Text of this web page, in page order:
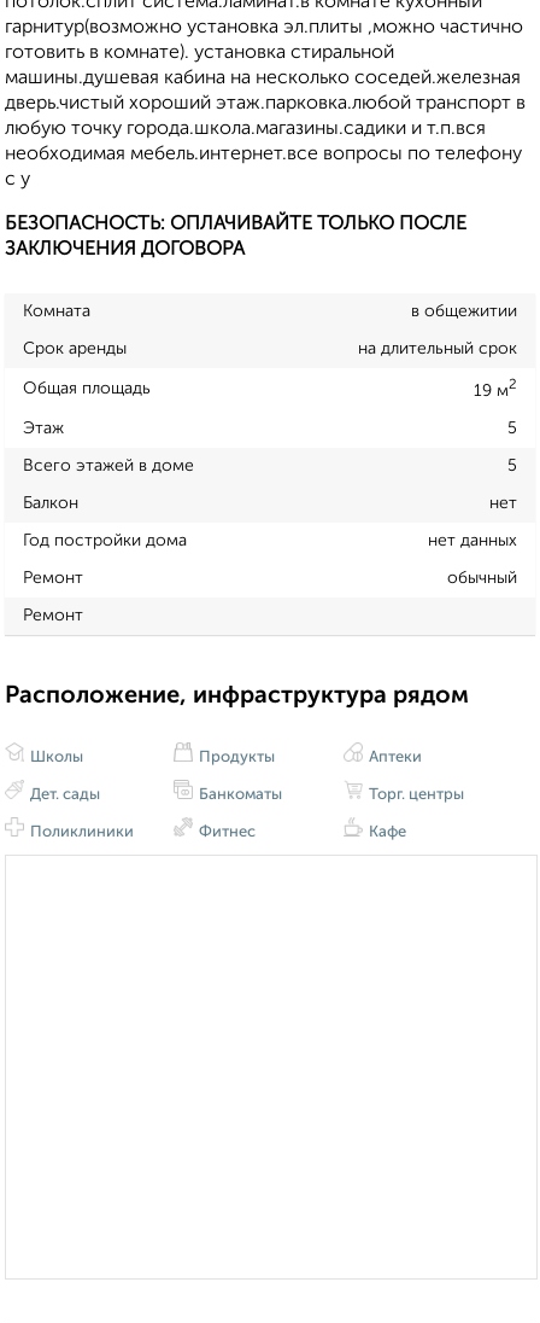
гарнитур(возможно установка эл.плиты ,можно частично
готовить в комнате). установка стиральной
машины.душевая кабина на несколько соседей.железная
дверь.чистый хороший этаж.парковка.любой транспорт в
любую точку города.школа.магазины.садики и т.п.вся
необходимая мебель.интернет.все вопросы по телефону
с у
БЕЗОПАСНОСТЬ: ОПЛАЧИВАЙТЕ ТОЛЬКО ПОСЛЕ
ЗАКЛЮЧЕНИЯ ДОГОВОРА
Комната в общежитии
Срок аренды на длительный срок
Общая площадь 19 м2
Этаж 5
Всего этажей в доме 5
Балкон нет
Год постройки дома нет данных
Ремонт обычный
Ремонт
Расположение, инфраструктура рядом
Школы
Дет. сады
Поликлиники
Продукты
Банкоматы
Фитнес
Аптеки
Торг. центры
Кафе